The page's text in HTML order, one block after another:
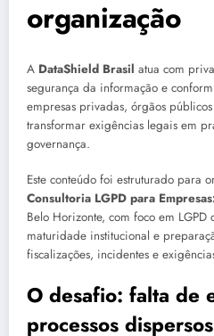
organização
A DataShield Brasil atua com
segurança da informação e
empresas privadas, órgãos
transformar exigências legais em
governança.
Este conteúdo foi estruturado para
Consultoria LGPD para
Belo Horizonte, com foco em
maturidade institucional e
fiscalizações, incidentes e
O desafio: falta de
processos